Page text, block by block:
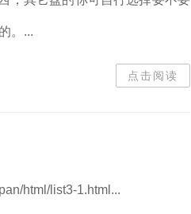
。...
点击阅读
html/list3-1.html...